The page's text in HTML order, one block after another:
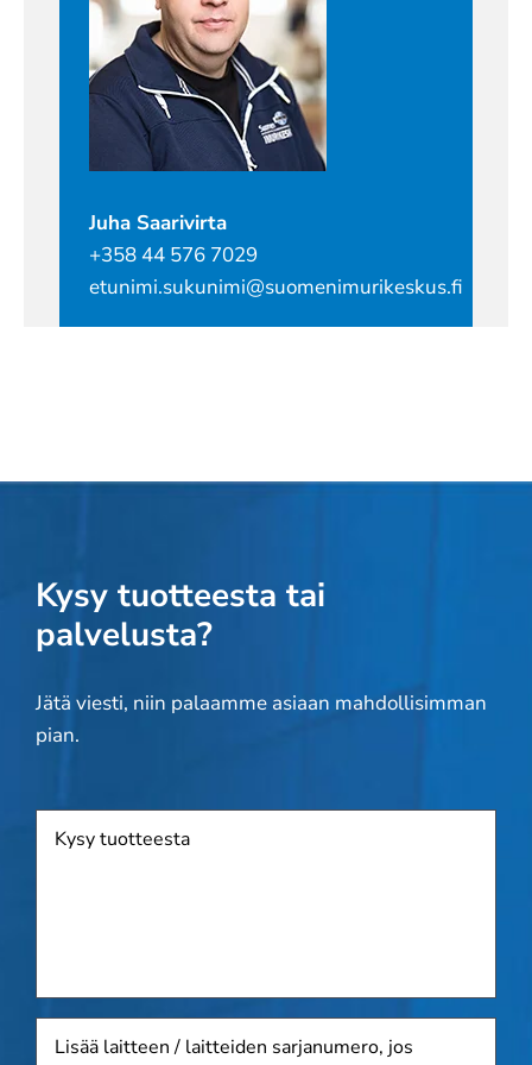
Juha Saarivirta
+358 44 576 7029
etunimi.sukunimi@suomenimurikeskus.fi
Kysy tuotteesta tai
palvelusta?
Jätä viesti, niin palaamme asiaan mahdollisimman
pian.
laitteen